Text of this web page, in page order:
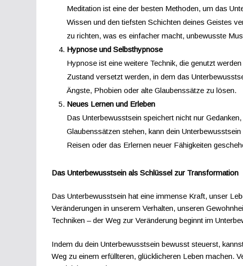
Meditation ist eine der besten Methoden, um das
Wissen und den tiefsten Schichten deines Geistes
zu richten, was es einfacher macht, unbewusste
Hypnose und Selbsthypnose
Hypnose ist eine weitere Technik, die genutzt
Zustand versetzt werden, in dem das
Ängste, Phobien oder alte Glaubenssätze zu lösen.
Neues Lernen und Erleben
Das Unterbewusstsein speichert nicht nur
Glaubenssätzen stehen, kann dein
Reisen oder das Erlernen neuer Fähigkeiten
Das Unterbewusstsein als Schlüssel zur Transformation
Das Unterbewusstsein hat eine immense Kraft, unser
Veränderungen in unserem Verhalten, unseren
Techniken – der Weg zur Veränderung beginnt im
Indem du dein Unterbewusstsein bewusst steuerst,
Weg zu einem erfüllteren, glücklicheren Leben machen.